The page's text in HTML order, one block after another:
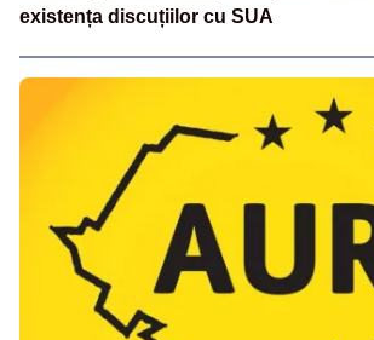
existența discuțiilor cu SUA